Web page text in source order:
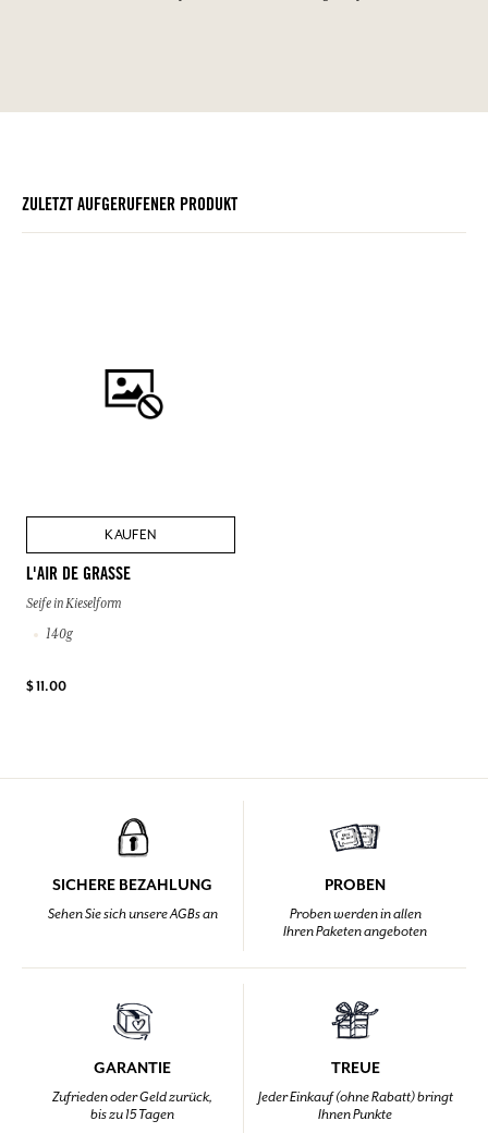
ZULETZT AUFGERUFENER PRODUKT
KAUFEN
L'AIR DE GRASSE
Seife in Kieselform
140g
$ 11.00
SICHERE BEZAHLUNG
Sehen Sie sich unsere AGBs an
PROBEN
Proben werden in allen
Ihren Paketen angeboten
GARANTIE
Zufrieden oder Geld zurück,
bis zu 15 Tagen
TREUE
Jeder Einkauf (ohne Rabatt) bringt
Ihnen Punkte